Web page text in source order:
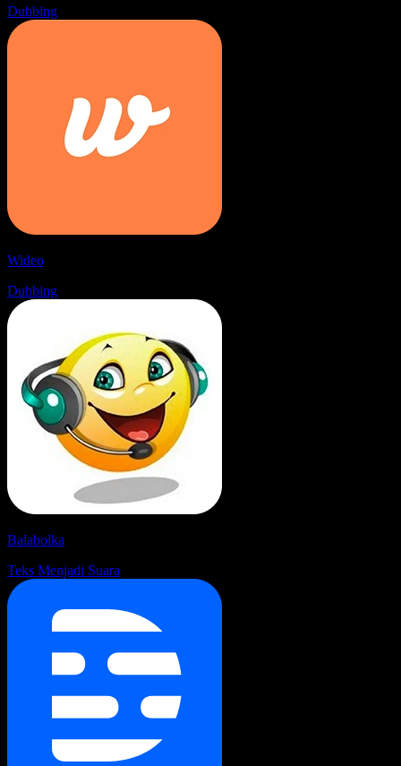
Dubbing
Wideo
Dubbing
Balabolka
Teks Menjadi Suara